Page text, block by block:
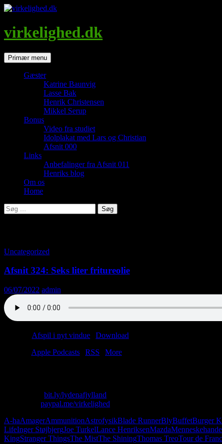
Hop
indhold
virkelighed.dk
SøgPrimær menu
Gæster
Katrine Baunvig
Lasse Bak
Henrik Christensen
Mikkel Serup
Bonus
Video fra studiet
Idolplakat med Lars og Christian
Afsnit 000
Links
Anbefalinger fra Afsnit 011
Henriks blog
Om os
Home
Søg
efter:
Uncategorized
Afsnit 324: Seks liter fritureolie
06/07/2022 admin
Afspil i nyt vindue Download
Apple Podcasts RSS
More
bit.ly/lydenafjylland
paypal.me/virkelighed
A-haAmagerAmmunitionAstrofysikBlade RunnerBlyBuffetBurger
LifeInger StøjbjergJoe TurkelLance HenriksenMazda
KingStranger ThingsThe MistThe ShiningThomas TreoTour de